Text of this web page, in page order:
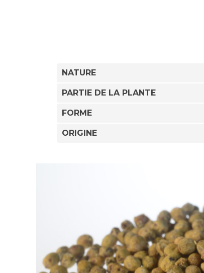
NATURE
PARTIE DE LA PLANTE
FORME
ORIGINE